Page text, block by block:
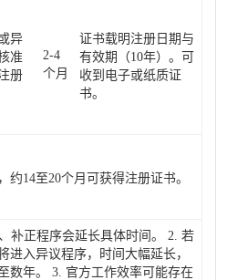
异
准
册
2-4
个月
证书载明注册日期与
有效期（10年）。可
收到电子或纸质证
书。
约14至20个月可获得注册证书。
补正程序会延长具体时间。 2. 若
进入异议程序，时间大幅延长，
数年。 3. 官方工作效率可能存在